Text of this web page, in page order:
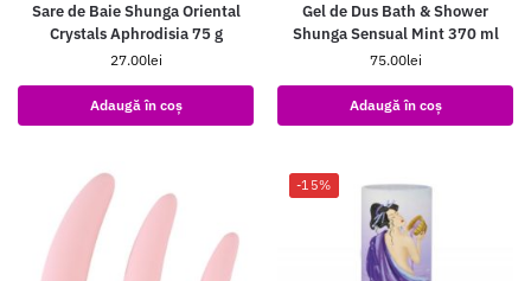
Sare de Baie Shunga Oriental
Crystals Aphrodisia 75 g
27.00lei
Adaugă în coș
Gel de Dus Bath & Shower
Shunga Sensual Mint 370 ml
75.00lei
Adaugă în coș
-15%